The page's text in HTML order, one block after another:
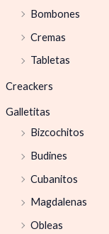
Bombones
Cremas
Tabletas
Creackers
Galletitas
Bizcochitos
Budines
Cubanitos
Magdalenas
Obleas